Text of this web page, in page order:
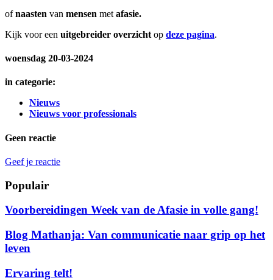
ofnaasten van mensen met afasie.
Kijk voor een uitgebreider overzicht op deze pagina.
woensdag 20-03-2024
in categorie:
Nieuws
Nieuws voor professionals
Geen reactie
Geef je reactie
Populair
Voorbereidingen Week van de Afasie in volle gang!
Blog Mathanja: Van communicatie naar grip op het
leven
Ervaring telt!